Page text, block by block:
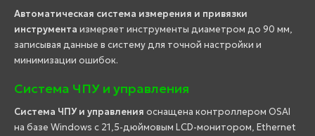
Автоматическая система измерения и привязки
инструмента измеряет инструменты диаметром до 90 мм,
записывая данные в систему для точной настройки и
минимизации ошибок.
Система ЧПУ и управления
Система ЧПУ и управления оснащена контроллером OSAI
на базе Windows с 21,5-дюймовым LCD-монитором, Ethernet